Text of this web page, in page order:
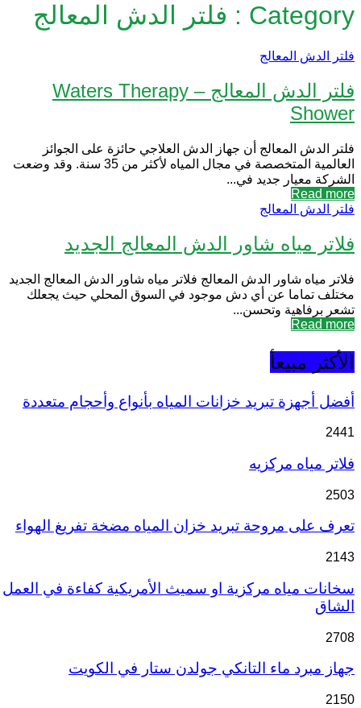
Category : فلتر الدش المعالج
فلتر الدش المعالج
فلتر الدش المعالج – Waters Therapy
Shower
فلتر الدش المعالج أن جهاز الدش العلاجي حائزة على الجوائز
العالمية المتخصصة في مجال المياه لأكثر من 35 سنة. وقد وضعت
الشركة معيار جديد في...
Read more
فلتر الدش المعالج
فلاتر مياه شاور الدش المعالج الجديد
فلاتر مياه شاور الدش المعالج فلاتر مياه شاور الدش المعالج الجديد
مختلف تماما عن أي دش موجود في السوق المحلي حيث يجعلك
تشعر برفاهية وتحسن...
Read more
الأكثر مبيعأ
أفضل أجهزة تبريد خزانات المياه بأنواع وأحجام متعددة
2441
فلاتر مياه مركزيه
2503
تعرف على مروحة تبريد خزان المياه مضخة تفريغ الهواء
2143
سخانات مياه مركزية او سميث الأمريكية كفاءة في العمل
الشاق
2708
جهاز مبرد ماء التانكي جولدن ستار في الكويت
2150